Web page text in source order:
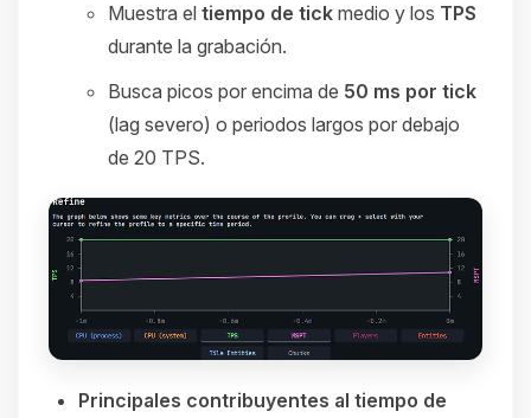
Muestra el tiempo de tick medio y los TPS
durante la grabación.
Busca picos por encima de 50 ms por tick
(lag severo) o periodos largos por debajo
de 20 TPS.
Principales contribuyentes al tiempo de